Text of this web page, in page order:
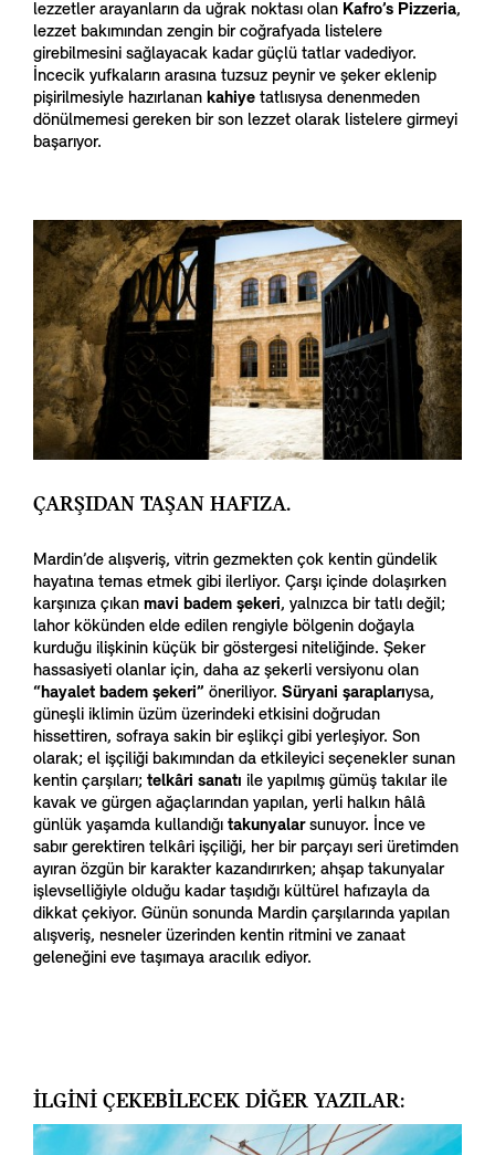
lezzetler arayanların da uğrak noktası olan Kafro’s Pizzeria,
lezzet bakımından zengin bir coğrafyada listelere
girebilmesini sağlayacak kadar güçlü tatlar vadediyor.
İncecik yufkaların arasına tuzsuz peynir ve şeker eklenip
pişirilmesiyle hazırlanan kahiye tatlısıysa denenmeden
dönülmemesi gereken bir son lezzet olarak listelere girmeyi
başarıyor.
ÇARŞIDAN TAŞAN HAFIZA.
Mardin’de alışveriş, vitrin gezmekten çok kentin gündelik
hayatına temas etmek gibi ilerliyor. Çarşı içinde dolaşırken
karşınıza çıkan mavi badem şekeri, yalnızca bir tatlı değil;
lahor kökünden elde edilen rengiyle bölgenin doğayla
kurduğu ilişkinin küçük bir göstergesi niteliğinde. Şeker
hassasiyeti olanlar için, daha az şekerli versiyonu olan
“hayalet badem şekeri” öneriliyor. Süryani şaraplarıysa,
güneşli iklimin üzüm üzerindeki etkisini doğrudan
hissettiren, sofraya sakin bir eşlikçi gibi yerleşiyor. Son
olarak; el işçiliği bakımından da etkileyici seçenekler sunan
kentin çarşıları; telkâri sanatı ile yapılmış gümüş takılar ile
kavak ve gürgen ağaçlarından yapılan, yerli halkın hâlâ
günlük yaşamda kullandığı takunyalarsunuyor. İnce ve
sabır gerektiren telkâri işçiliği, her bir parçayı seri üretimden
ayıran özgün bir karakter kazandırırken; ahşap takunyalar
işlevselliğiyle olduğu kadar taşıdığı kültürel hafızayla da
dikkat çekiyor. Günün sonunda Mardin çarşılarında yapılan
alışveriş, nesneler üzerinden kentin ritmini ve zanaat
geleneğini eve taşımaya aracılık ediyor.
İLGİNİ ÇEKEBİLECEK DİĞER YAZILAR: